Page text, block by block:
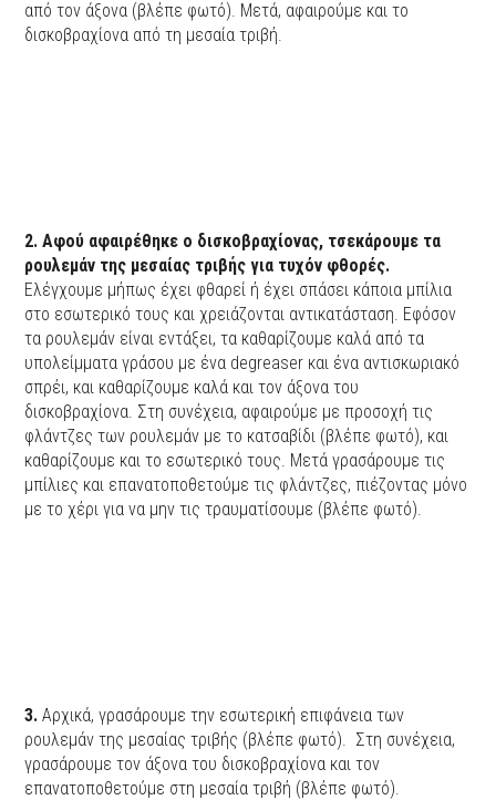
από τον άξονα (βλέπε φωτό). Μετά, αφαιρούμε και το
δισκοβραχίονα από τη μεσαία τριβή.
2. Αφού αφαιρέθηκε ο δισκοβραχίονας, τσεκάρουμε τα
ρουλεμάν της μεσαίας τριβής για τυχόν φθορές.
Ελέγχουμε μήπως έχει φθαρεί ή έχει σπάσει κάποια μπίλια
στο εσωτερικό τους και χρειάζονται αντικατάσταση. Εφόσον
τα ρουλεμάν είναι εντάξει, τα καθαρίζουμε καλά από τα
υπολείμματα γράσου με ένα degreaser και ένα αντισκωριακό
σπρέι, και καθαρίζουμε καλά και τον άξονα του
δισκοβραχίονα. Στη συνέχεια, αφαιρούμε με προσοχή τις
φλάντζες των ρουλεμάν με το κατσαβίδι (βλέπε φωτό), και
καθαρίζουμε και το εσωτερικό τους. Μετά γρασάρουμε τις
μπίλιες και επανατοποθετούμε τις φλάντζες, πιέζοντας μόνο
με το χέρι για να μην τις τραυματίσουμε (βλέπε φωτό).
3.Αρχικά, γρασάρουμε την εσωτερική επιφάνεια των
ρουλεμάν της μεσαίας τριβής (βλέπε φωτό). Στη συνέχεια,
γρασάρουμε τον άξονα του δισκοβραχίονα και τον
επανατοποθετούμε στη μεσαία τριβή (βλέπε φωτό).